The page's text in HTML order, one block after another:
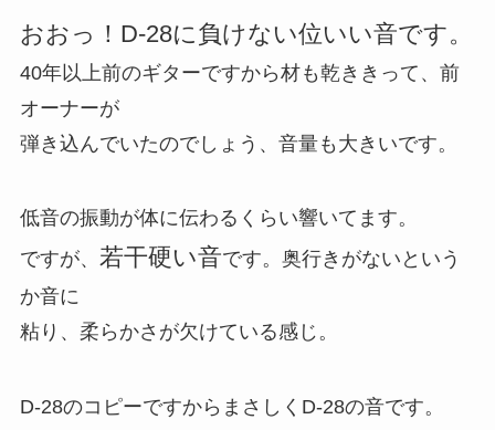
おおっ！D-28に負けない位いい音です。
40年以上前のギターですから材も乾ききって、前
オーナーが
弾き込んでいたのでしょう、音量も大きいです。
低音の振動が体に伝わるくらい響いてます。
ですが、 若干硬い音です。奥行きがないという
か音に
粘り、柔らかさが欠けている感じ。
D-28のコピーですからまさしくD-28の音です。